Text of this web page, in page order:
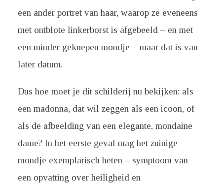
een ander portret van haar, waarop ze eveneens
met ontblote linkerborst is afgebeeld – en met
een minder geknepen mondje – maar dat is van
later datum.
Dus hoe moet je dit schilderij nu bekijken: als
een madonna, dat wil zeggen als een icoon, of
als de afbeelding van een elegante, mondaine
dame? In het eerste geval mag het zuinige
mondje exemplarisch heten – symptoom van
een opvatting over heiligheid en